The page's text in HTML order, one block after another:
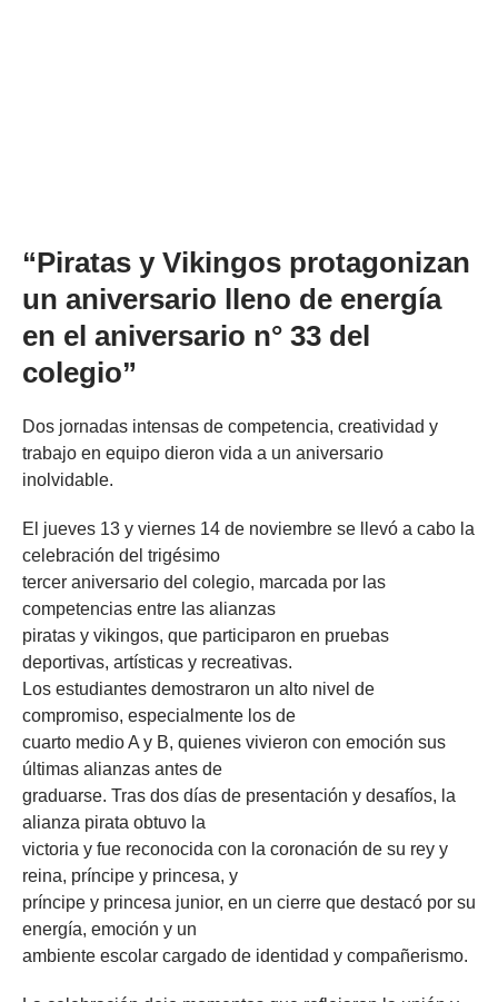
“Piratas y Vikingos protagonizan
un aniversario lleno de energía
en el aniversario n° 33 del
colegio”
Dos jornadas intensas de competencia, creatividad y
trabajo en equipo dieron vida a un aniversario
inolvidable.
El jueves 13 y viernes 14 de noviembre se llevó a cabo la
celebración del trigésimo
tercer aniversario del colegio, marcada por las
competencias entre las alianzas
piratas y vikingos, que participaron en pruebas
deportivas, artísticas y recreativas.
Los estudiantes demostraron un alto nivel de
compromiso, especialmente los de
cuarto medio A y B, quienes vivieron con emoción sus
últimas alianzas antes de
graduarse. Tras dos días de presentación y desafíos, la
alianza pirata obtuvo la
victoria y fue reconocida con la coronación de su rey y
reina, príncipe y princesa, y
príncipe y princesa junior, en un cierre que destacó por su
energía, emoción y un
ambiente escolar cargado de identidad y compañerismo.